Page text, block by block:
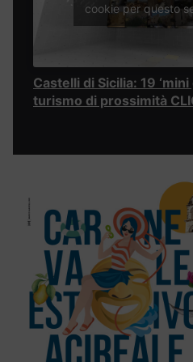
cookie per questo
Castelli di Sicilia: 19
turismo di prossimità